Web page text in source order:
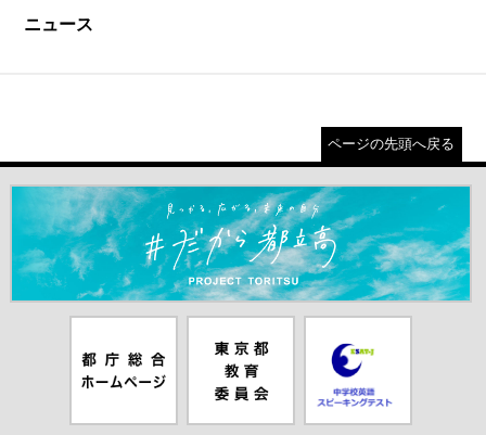
ニュース
ページの先頭へ戻る
＃だから都立高（別ウインドウが開きます）
ムページ（別
ウインドウが
員会（別ウイ
ンドウが開き
ピーキングテ
スト（別ウイ
ンドウが開き